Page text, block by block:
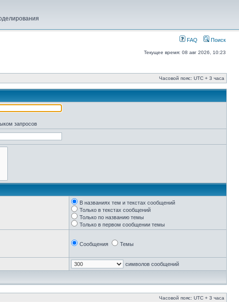
FAQ Поиск
Текущее время: 08 авг 2026, 10:23
Часовой пояс: UTC + 3 часа
запросов
В названиях тем и текстах сообщений
Только в текстах сообщений
Только по названию темы
Только в первом сообщении темы
Сообщения Темы
символов сообщений
Часовой пояс: UTC + 3 часа